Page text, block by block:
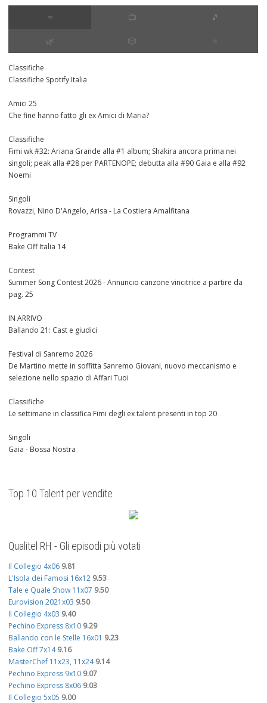
∞ 📺 🎵
🌿 🎲 ⭐️
Classifiche
Classifiche Spotify Italia
Amici 25
Che fine hanno fatto gli ex Amici di Maria?
Classifiche
Fimi wk #32: Ariana Grande alla #1 album; Shakira ancora prima nei
singoli; peak alla #28 per PARTENOPE; debutta alla #90 Gaia e alla #92
Noemi
Singoli
Rovazzi, Nino D'Angelo, Arisa - La Costiera Amalfitana
Programmi TV
Bake Off Italia 14
Contest
Summer Song Contest 2026 - Annuncio canzone vincitrice a partire da
pag. 25
IN ARRIVO
Ballando 21: Cast e giudici
Festival di Sanremo 2026
De Martino mette in soffitta Sanremo Giovani, nuovo meccanismo e
selezione nello spazio di Affari Tuoi
Classifiche
Le settimane in classifica Fimi degli ex talent presenti in top 20
Singoli
Gaia - Bossa Nostra
Top 10 Talent per vendite
Qualitel RH - Gli episodi più votati
Il Collegio 4x06 9.81
L'Isola dei Famosi 16x12 9.53
Tale e Quale Show 11x07 9.50
Eurovision 2021x03 9.50
Il Collegio 4x03 9.40
Pechino Express 8x10 9.29
Ballando con le Stelle 16x01 9.23
Bake Off 7x14 9.16
MasterChef 11x23, 11x24 9.14
Pechino Express 9x10 9.07
Pechino Express 8x06 9.03
Il Collegio 5x05 9.00